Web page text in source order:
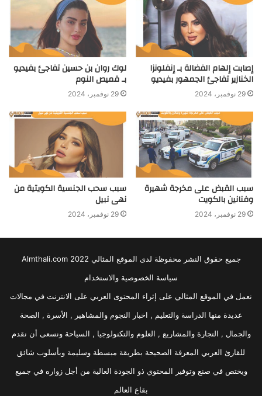
إصابت إلهام الفضالة بـ إنفلونزا
الخنازير تفاجئ الجمهور بفيديو
29 نوفمبر، 2024
لوك روان بن حسين تفاجئ بفيديو
بـ قميص النوم
29 نوفمبر، 2024
سبب القبض على مخرجة شهيرة
وفنانين بالكويت
29 نوفمبر، 2024
سبب سحب الجنسية الكويتية من
نهى نبيل
29 نوفمبر، 2024
جميع حقوق النشر محفوظة لدى الموقع المثالي 2022 Almthali.com
سياسة الخصوصية والاستخدام
نعمل في الموقع المثالي على إثراء المحتوى العربي على الانترنت في مجالات
عديدة منها الدراسة والتعليم , اخبار النجوم والمشاهير , الأسرة , الصحة
والجمال , التجارة والمشاريع , العلوم والتكنولوجيا , السياحة ونسعى أن نقدم
للقارئ العربي المعرفة الصحيحة بطريقة مبسطة وسليمة وبأسلوب شائق
ويختص في صنع وتوفير المحتوي ذو الجودة العالية من أجل زواره في جميع
بقاع العالم